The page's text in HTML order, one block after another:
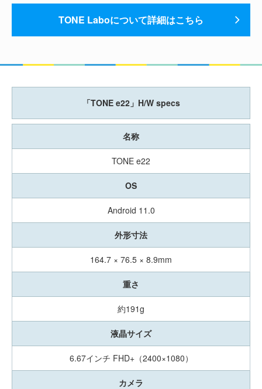
TONE Laboについて詳細はこちら
「TONE e22」H/W specs
名称
TONE e22
OS
Android 11.0
外形寸法
164.7 × 76.5 × 8.9mm
重さ
約191g
液晶サイズ
6.67インチ FHD+（2400×1080）
カメラ